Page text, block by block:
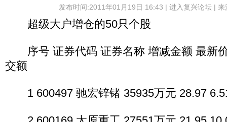
发布时间:2011年01月19日 16:43 | 进入复兴论坛| 来
超级大户增仓的50只个股
序号 证券代码 证券名称 增减金额 最新
交额
1 600497 驰宏锌锗 35935万元 28.97